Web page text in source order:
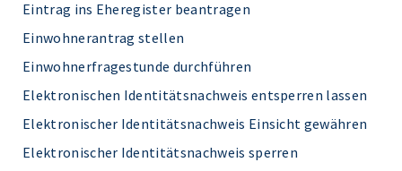
Eintrag ins Eheregister beantragen
Einwohnerantrag stellen
Einwohnerfragestunde durchführen
Elektronischen Identitätsnachweis entsperren lassen
Elektronischer Identitätsnachweis Einsicht gewähren
Elektronischer Identitätsnachweis sperren